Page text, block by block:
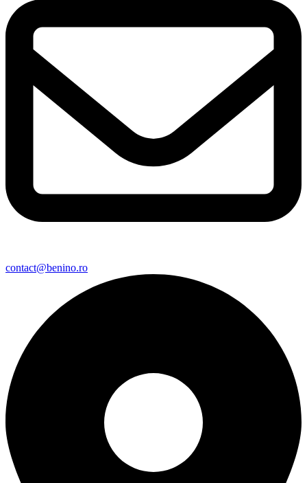
contact@benino.ro